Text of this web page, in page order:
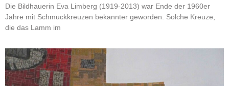
Die Bildhauerin Eva Limberg (1919-2013) war Ende der 1960er
Jahre mit Schmuckkreuzen bekannter geworden. Solche Kreuze,
die das Lamm im